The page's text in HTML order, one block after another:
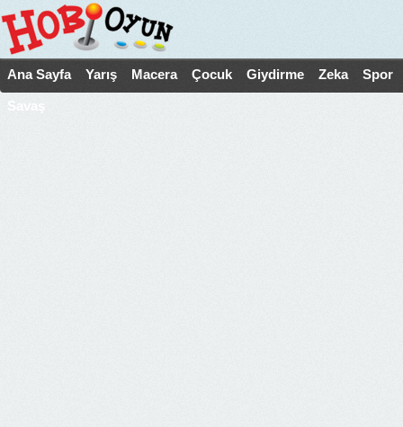
Ana Sayfa Yarış Macera Çocuk Giydirme Zeka Spor